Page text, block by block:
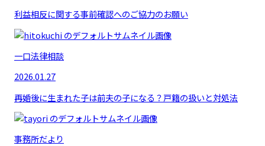
利益相反に関する事前確認へのご協力のお願い
一口法律相談
2026.01.27
再婚後に生まれた子は前夫の子になる？戸籍の扱いと対処法
事務所だより